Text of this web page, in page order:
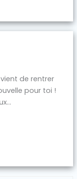
de rentrer
pour toi !